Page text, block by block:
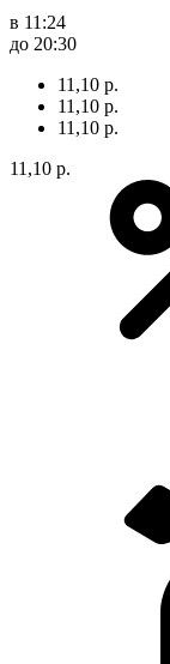
в 11:24
до 20:30
11,10 р.
11,10 р.
11,10 р.
11,10 р.